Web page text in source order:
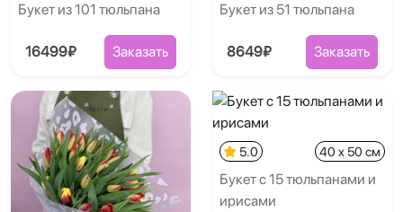
Букет из 101 тюльпана
16499₽ Заказать
Букет из 51 тюльпана
8649₽ Заказать
5.0 40 x 50 см
Букет с 15 тюльпанами и
ирисами